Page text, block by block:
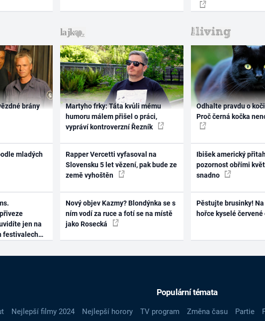
brány
mladých
jen na
festivalech
Martyho frky: Táta kvůli mému
humoru málem přišel o práci,
vypráví kontroverzní Řezník
Rapper Vercetti vyfasoval na
Slovensku 5 let vězení, pak bude ze
země vyhoštěn
Nový objev Kazmy? Blondýnka se s
ním vodí za ruce a fotí se na místě
jako Rosecká
Odhalte pravdu o
Proč černá kočka
Ibišek americký
pozornost obřími
snadno
Pěstujte brusinky!
hořce kyselé červené
Populární témata
Nejlepší filmy 2024 Nejlepší horory TV program Změna času Partie